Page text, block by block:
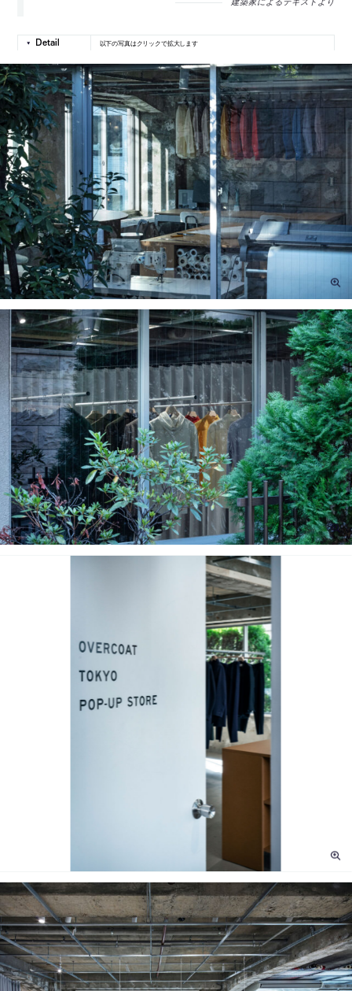
以下の写真はクリックで拡大します